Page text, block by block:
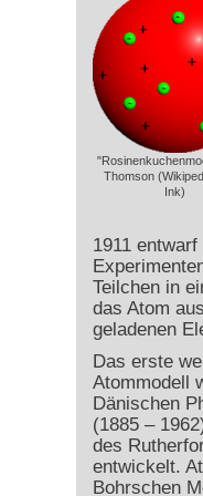
Thomson
Ink)
1911
Teilchen in
das Atom
geladenen
Das erste
Atommodell
Dänischen
(1885 –
des
entwickelt.
Bohrschen